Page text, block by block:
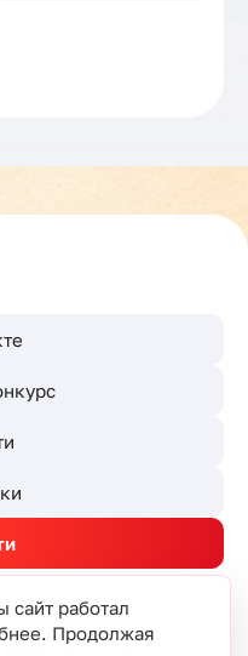
сайт работал
Продолжая